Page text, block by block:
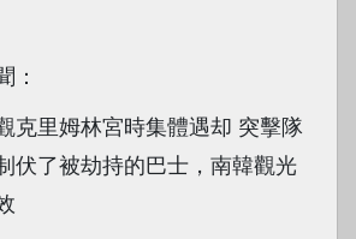
：
克里姆林宮時集體遇却 突擊隊
伏了被劫持的巴士，南韓觀光